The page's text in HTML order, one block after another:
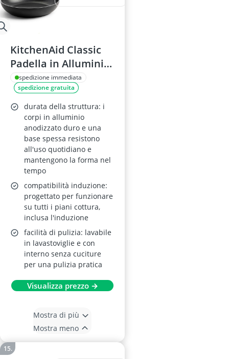
KitchenAid Classic
Padella in Alluminio
Forgiato Duro
Anodizzato 24 cm,
Rivestimento
Ceramico
Antiaderente, Senza
PFAS, Induzione,
Forno e
Lavastoviglie, Nero
spedizione immediata
spedizione gratuita
durata della struttura: i
corpi in alluminio
anodizzato duro e una
base spessa resistono
all'uso quotidiano e
mantengono la forma nel
tempo
compatibilità induzione:
progettato per funzionare
su tutti i piani cottura,
inclusa l'induzione
facilità di pulizia: lavabile
in lavastoviglie e con
interno senza cuciture
per una pulizia pratica
Visualizza prezzo →
Mostra di più
Mostra meno